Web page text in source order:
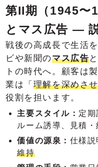
第II期（1945〜
とマス広告 ―
戦後の高成長で生活
ビや新聞のマス広告
トの時代へ。顧客は
業は「 理解を深めさ
役割を担います。
主要スタイル： 定期
ルーム誘導、見積・
価値の源泉： 仕様説
維持